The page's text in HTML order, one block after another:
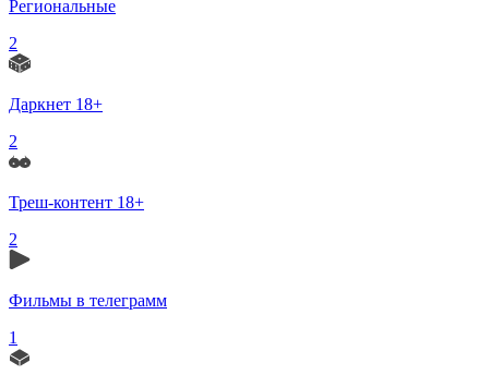
Региональные
2
Даркнет 18+
2
Треш-контент 18+
2
Фильмы в телеграмм
1